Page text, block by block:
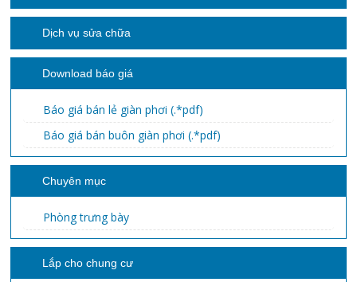
Dịch vụ sửa chữa
Download báo giá
Báo giá bán lẻ giàn phơi (.*pdf)
Báo giá bán buôn giàn phơi (.*pdf)
Chuyên mục
Phòng trưng bày
Lắp cho chung cư